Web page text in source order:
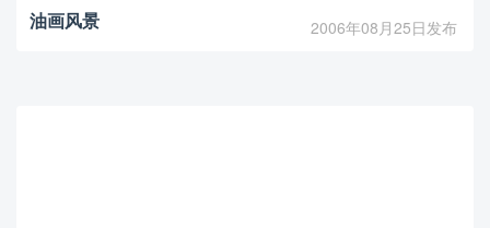
油画风景 2006年08月25日发布